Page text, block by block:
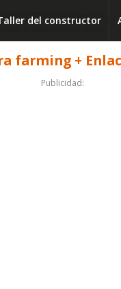
del constructor
+
Publicidad: